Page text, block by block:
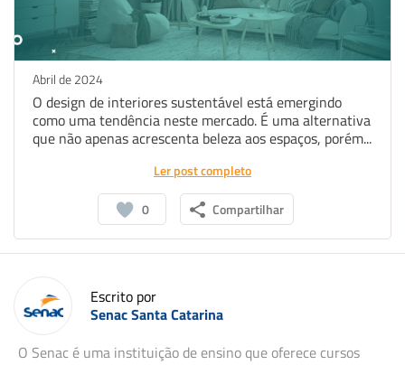
Abril de 2024
O design de interiores sustentável está emergindo
como uma tendência neste mercado. É uma alternativa
que não apenas acrescenta beleza aos espaços, porém...
Ler post completo
0 Compartilhar
Escrito por
Senac Santa Catarina
O Senac é uma instituição de ensino que oferece cursos